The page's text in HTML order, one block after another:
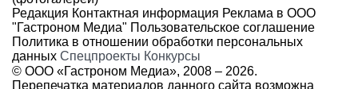
Редакция Контактная информация Реклама в ООО
"Гастроном Медиа" Пользовательское соглашение
Политика в отношении обработки персональных
данных Спецпроекты Конкурсы
© ООО «Гастроном Медиа», 2008 – 2026.
Перепечатка материалов данного сайта возможна